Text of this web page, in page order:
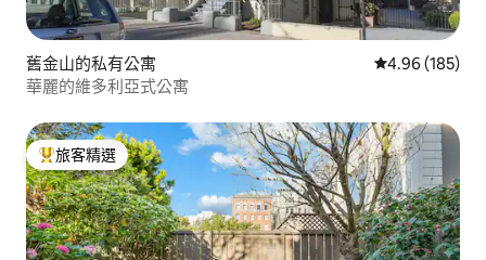
舊金山的私有公寓 從 185 則評價
4.96 (185)
華麗的維多利亞式公寓
旅客精選榜首
旅客精選